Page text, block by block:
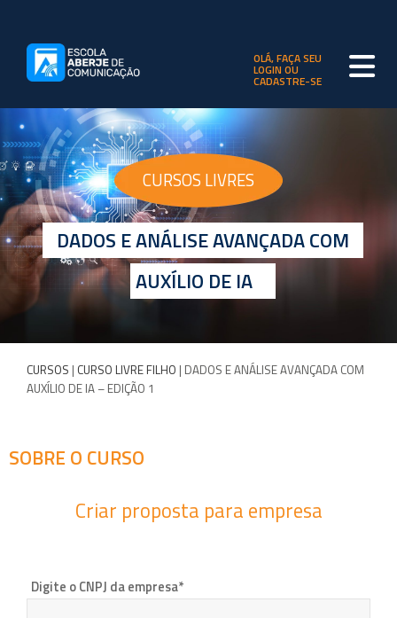
OLÁ, FAÇA SEU
LOGIN OU
CADASTRE-SE
CURSOS LIVRES
DADOS E ANÁLISE AVANÇADA COM
AUXÍLIO DE IA
CURSOS | CURSO LIVRE FILHO | DADOS E ANÁLISE AVANÇADA COM
AUXÍLIO DE IA – EDIÇÃO 1
SOBRE O CURSO
Criar proposta para empresa
Digite o CNPJ da empresa*